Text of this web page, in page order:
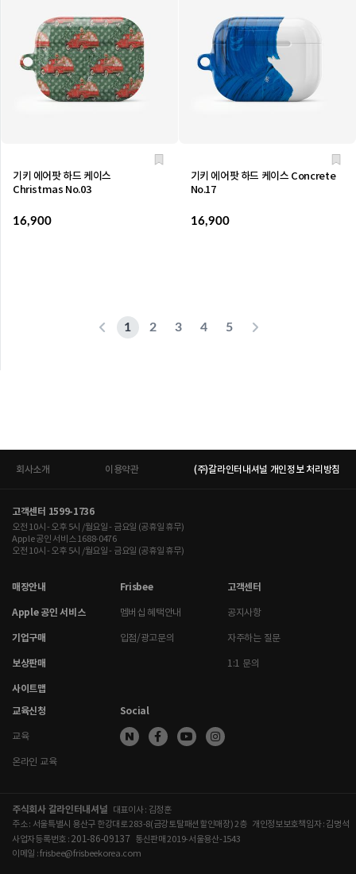
기키 에어팟 하드 케이스
Christmas No.03
16,900
기키 에어팟 하드 케이스 Concrete
No.17
16,900
1 2 3 4 5
회사소개 이용약관 (주)갈라인터내셔널 개인정보 처리방침
고객센터 1599-1736
오전 10시 - 오후 5시 /월요일 - 금요일 (공휴일 휴무)
Apple 공인 서비스 1688-0476
오전 10시 - 오후 5시 /월요일 - 금요일 (공휴일 휴무)
매장안내
Apple 공인 서비스
기업구매
보상판매
사이트맵
Frisbee
멤버십 혜택안내
입점/광고문의
고객센터
공지사항
자주하는 질문
1:1 문의
교육신청
교육
온라인 교육
Social
주식회사 갈라인터내셔널
대표이사 : 김정훈
주소 : 서울특별시 용산구 한강대로 283-8(금강토탈패션할인매장) 2층 개인정보보호책임자 : 김명석
사업자등록번호 : 201-86-09137 통신판매 2019-서울용산-1543
이메일 : frisbee@frisbeekorea.com